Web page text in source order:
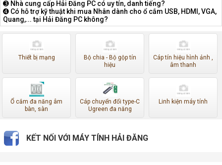
➌ Nhà cung cấp Hải Đăng PC có uy tín, danh tiếng?
➍ Có hỗ trợ kỹ thuật khi mua Nhân dành cho ổ cắm USB, HDMI, VGA,
Quang,... tại Hải Đăng PC không?
Thiết bị mạng
Bộ chia - Bộ gộp tín
hiệu
Cáp tín hiệu hình ảnh ,
âm thanh
Ổ cắm đa năng âm
bàn, sàn
Cáp chuyển đổi type-C
Ugreen đa năng
Linh kiện máy tính
KẾT NỐI VỚI MÁY TÍNH HẢI ĐĂNG